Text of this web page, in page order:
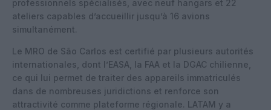
professionnels spécialisés, avec neuf hangars et 22
ateliers capables d’accueillir jusqu’à 16 avions
simultanément.
Le MRO de São Carlos est certifié par plusieurs autorités
internationales, dont l’EASA, la FAA et la DGAC chilienne,
ce qui lui permet de traiter des appareils immatriculés
dans de nombreuses juridictions et renforce son
attractivité comme plateforme régionale. LATAM y a